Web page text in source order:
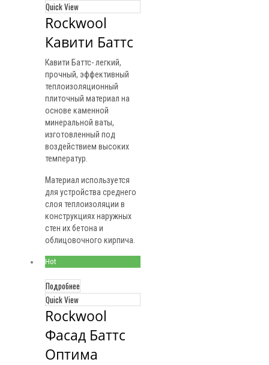
Quick View
Rockwool
Кавити Баттс
Кавити Баттс- легкий,
прочный, эффективный
теплоизоляционный
плиточный материал на
основе каменной
минеральной ваты,
изготовленный под
воздействием высоких
температур.
Материал используется
для устройства среднего
слоя теплоизоляции в
конструкциях наружных
стен их бетона и
облицовочного кирпича.
Hot
Подробнее
Quick View
Rockwool
Фасад Баттс
Оптима